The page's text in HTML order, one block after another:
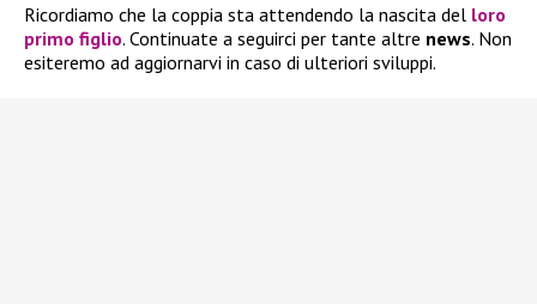
Ricordiamo che la coppia sta attendendo la nascita del loro
primo figlio. Continuate a seguirci per tante altre news. Non
esiteremo ad aggiornarvi in caso di ulteriori sviluppi.